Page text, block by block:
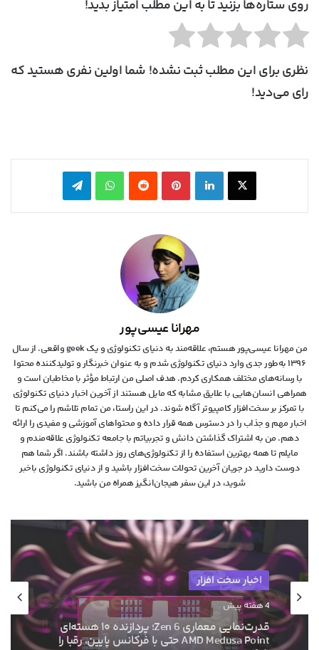
روی ستاره‌ها بزنید تا به این مطلب امتیاز بدید!
نظری برای این مطلب ثبت نشده! شما اولین نفری هستید که
رای می‌دید!
X لینکدین ‫پین‌ترست‫رددیت واتس آپ تلگرام
مهرانا عیسی‌پور
من مهرانا عیسی‌پور هستم، علاقه‌مند به دنیای تکنولوژی و یک geek واقعی. از سال
۱۳۹۶ به‌طور جدی وارد دنیای تکنولوژی شدم و به عنوان خبرنگار و تولیدکننده محتوا
با رسانه‌های مختلف همکاری کردم. هدف اصلی من ارتباط مؤثر با مخاطبان است و
همراهی انسان‌هایی با علایق مشابه که مایل هستند از آخرین اخبار دنیای تکنولوژی
با تمرکز بر سخت‌افزار کامپیوتر آگاه شوند. در این راستا، من تمام تلاشم را می‌کنم تا
اخبار مهم و جذاب را در دسترس همه قرار داده و محتواهای آموزشی و مفیدی را ارائه
دهم. من به اشتراک گذاشتن دانش و تجربیاتم با جامعه تکنولوژی علاقه‌مندم و
مایلم تا همه بهترین استفاده را از تکنولوژی‌های روز داشته باشند. اگر شما هم
دوست دارید در جریان آخرین تحولات سخت‌افزار باشید و از دنیای تکنولوژی‌ باخبر
شوید، در این سفر هیجان‌انگیز همراه من باشید.
اخبار سخت افزار
۱۳ خرداد ۱۴۰۵
ام‌اس‌آی با خنک‌کننده حرارتی الماس و فیوزهای
هوشمند به استقبال نسل بعدی کارت‌های